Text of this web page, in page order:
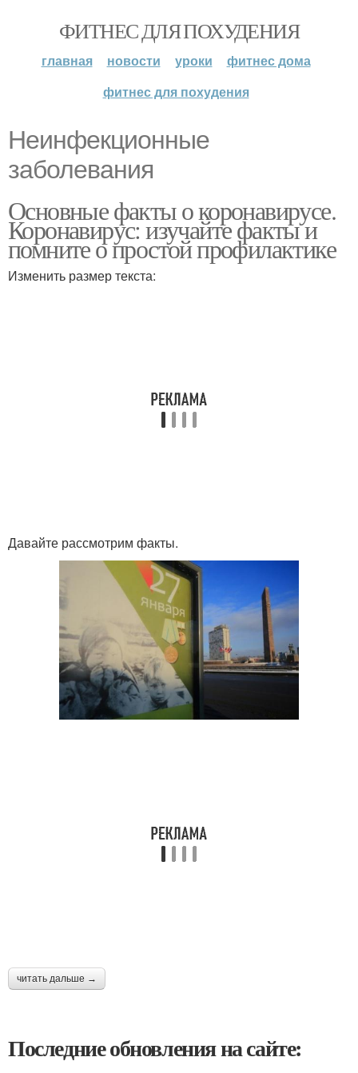
ФИТНЕС ДЛЯ ПОХУДЕНИЯ
главная новости уроки
фитнес дома
фитнес для похудения
Неинфекционные
заболевания
Основные факты о коронавирусе.
Коронавирус: изучайте факты и
помните о простой профилактике
Изменить размер текста:
Давайте рассмотрим факты.
читать дальше →
Последние обновления на сайте: